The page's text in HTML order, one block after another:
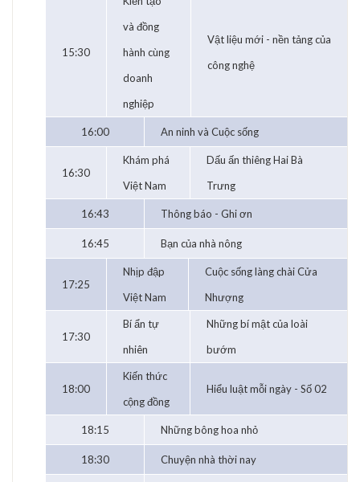
15:30
và đồng
hành cùng
doanh
nghiệp
Vật liệu mới - nền tảng của
công nghệ
16:00 An ninh và Cuộc sống
16:30
Khám phá
Việt Nam
Dấu ấn thiêng Hai Bà
Trưng
16:43 Thông báo - Ghi ơn
16:45 Bạn của nhà nông
17:25
Nhịp đập
Việt Nam
Cuộc sống làng chài Cửa
Nhượng
17:30
Bí ẩn tự
nhiên
Những bí mật của loài
bướm
18:00
Kiến thức
cộng đồng
Hiểu luật mỗi ngày - Số 02
18:15 Những bông hoa nhỏ
18:30 Chuyện nhà thời nay